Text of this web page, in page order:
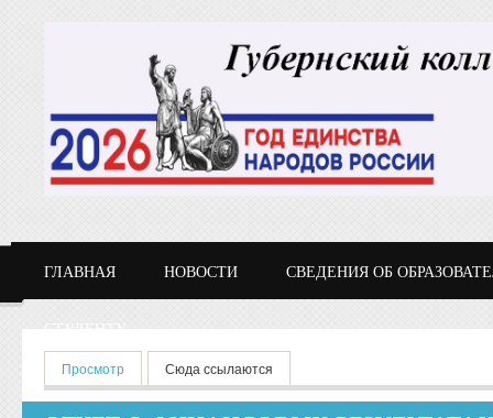
ГЛАВНАЯ НОВОСТИ СВЕДЕНИЯ ОБ
СТУДЕНТУ
Главные вкладки
Просмотр (активная вкладка)
Сюда ссылаются